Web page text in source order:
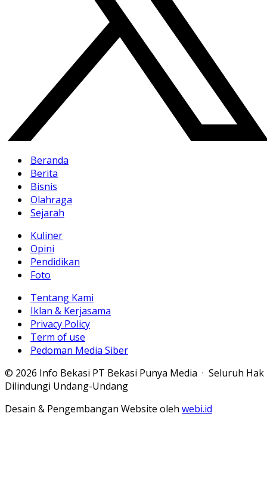
Beranda
Berita
Bisnis
Olahraga
Sejarah
Kuliner
Opini
Pendidikan
Foto
Tentang Kami
Iklan & Kerjasama
Privacy Policy
Term of use
Pedoman Media Siber
© 2026 Info Bekasi PT Bekasi Punya Media · Seluruh Hak
Dilindungi Undang-Undang
Desain & Pengembangan Website oleh webi.id